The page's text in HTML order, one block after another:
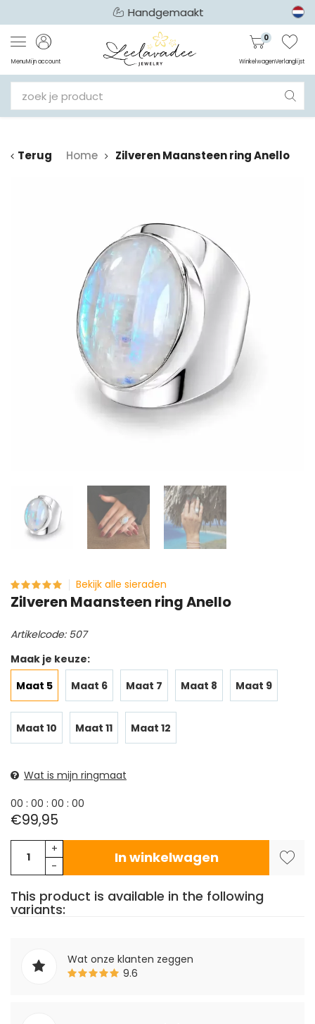
Handgemaakt
MenuMijn account
0
WinkelwagenVerlanglijst
Terug Home Zilveren Maansteen ring Anello
Bekijk alle sieraden
Zilveren Maansteen ring Anello
Artikelcode: 507
Maak je keuze:
Maat 5
Maat 6 Maat 7 Maat 8 Maat 9
Maat 10 Maat 11 Maat 12
Wat is mijn ringmaat
00 : 00 : 00 : 00
€99,95
+
-
In winkelwagen
This product is available in the following
variants:
Wat onze klanten zeggen
9.6